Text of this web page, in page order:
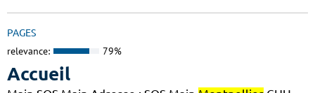
PAGES
relevance: 79%
Accueil